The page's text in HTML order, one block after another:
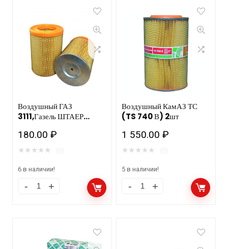
Воздушный ГАЗ
3111,Газель ШТАЕР
180.00₽
★ ★ ★ ★ ★
6 в наличии!
Воздушный КамАЗ ТС
(TS 740 В) 2шт
1 550.00₽
★ ★ ★ ★ ★
5 в наличии!